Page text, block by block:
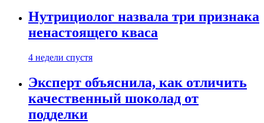
Нутрициолог назвала три признака
ненастоящего кваса
4 недели спустя
Эксперт объяснила, как отличить
качественный шоколад от
подделки